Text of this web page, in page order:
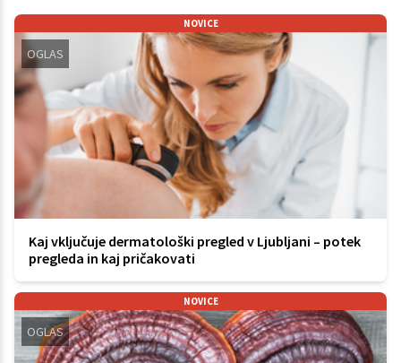
NOVICE
OGLAS
Kaj vključuje dermatološki pregled v Ljubljani – potek
pregleda in kaj pričakovati
NOVICE
OGLAS